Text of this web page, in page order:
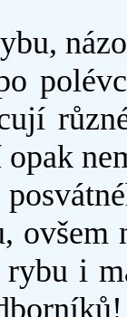
opak
i